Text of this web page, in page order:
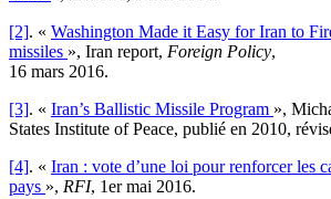
[2]. « Washington Made it Easy for Iran to
missiles », Iran report, Foreign Policy,
16 mars 2016.
[3]. « Iran’s Ballistic Missile Program »,
States Institute of Peace, publié en 2010,
[4]. « Iran : vote d’une loi pour renforcer les
pays », RFI, 1er mai 2016.